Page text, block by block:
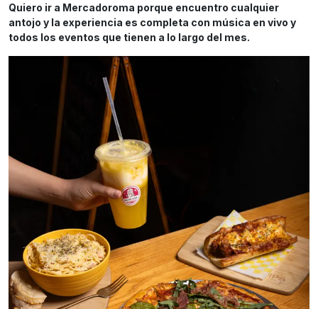
Quiero ir a Mercadoroma porque encuentro cualquier
antojo y la experiencia es completa con música en vivo y
todos los eventos que tienen a lo largo del mes.